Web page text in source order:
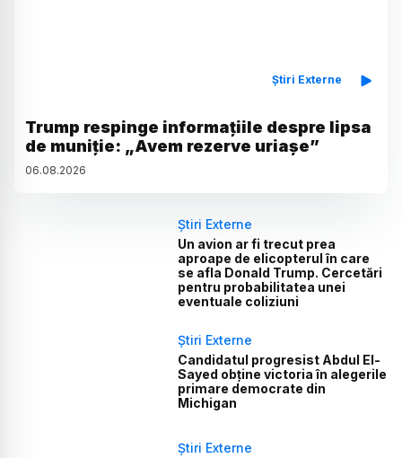
Știri Externe
Trump respinge informațiile despre lipsa
de muniție: „Avem rezerve uriașe”
06.08.2026
Știri Externe
Un avion ar fi trecut prea
aproape de elicopterul în care
se afla Donald Trump. Cercetări
pentru probabilitatea unei
eventuale coliziuni
Știri Externe
Candidatul progresist Abdul El-
Sayed obține victoria în alegerile
primare democrate din
Michigan
Știri Externe